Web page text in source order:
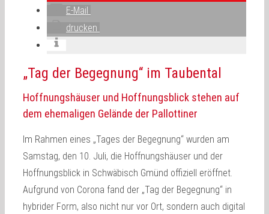
E-Mail
drucken
„Tag der Begegnung“ im Taubental
Hoffnungshäuser und Hoffnungsblick stehen auf
dem ehemaligen Gelände der Pallottiner
Im Rahmen eines „Tages der Begegnung“ wurden am
Samstag, den 10. Juli, die Hoffnungshäuser und der
Hoffnungsblick in Schwäbisch Gmünd offiziell eröffnet.
Aufgrund von Corona fand der „Tag der Begegnung“ in
hybrider Form, also nicht nur vor Ort, sondern auch digital